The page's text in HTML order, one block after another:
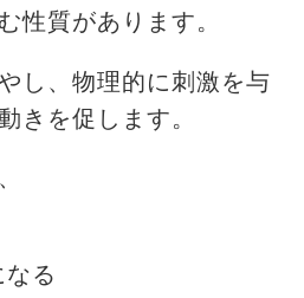
性質があります。
し、物理的に刺激を与
きを促します。
る